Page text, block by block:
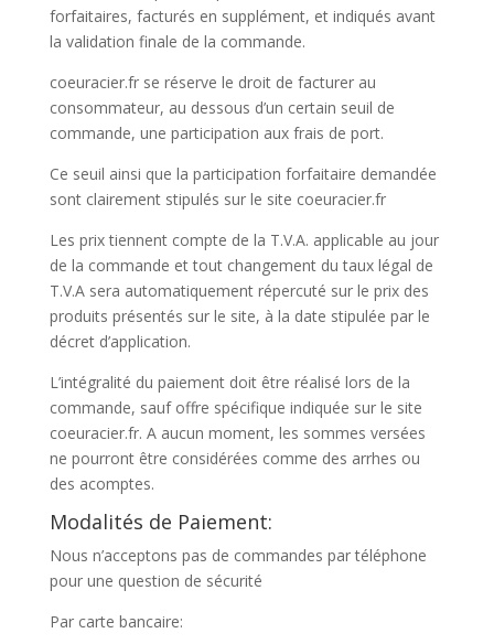
forfaitaires, facturés en supplément, et indiqués avant
la validation finale de la commande.
coeuracier.fr se réserve le droit de facturer au
consommateur, au dessous d’un certain seuil de
commande, une participation aux frais de port.
Ce seuil ainsi que la participation forfaitaire demandée
sont clairement stipulés sur le site coeuracier.fr
Les prix tiennent compte de la T.V.A. applicable au jour
de la commande et tout changement du taux légal de
T.V.A sera automatiquement répercuté sur le prix des
produits présentés sur le site, à la date stipulée par le
décret d’application.
L’intégralité du paiement doit être réalisé lors de la
commande, sauf offre spécifique indiquée sur le site
coeuracier.fr. A aucun moment, les sommes versées
ne pourront être considérées comme des arrhes ou
des acomptes.
Modalités de Paiement:
Nous n’acceptons pas de commandes par téléphone
pour une question de sécurité
Par carte bancaire: